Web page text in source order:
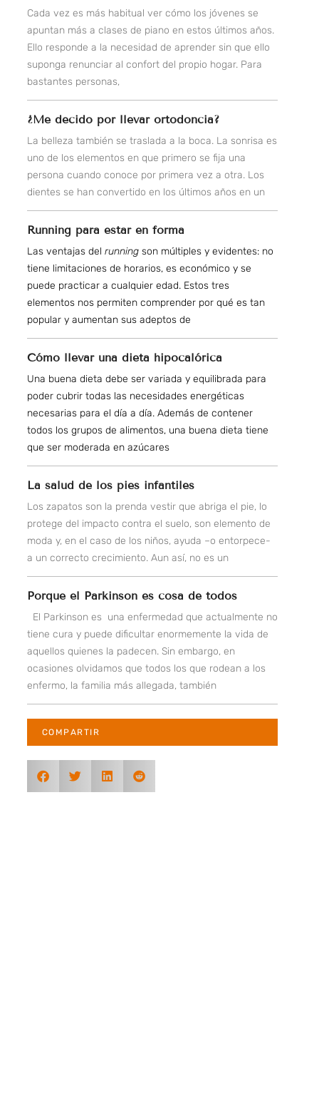
Cada vez es más habitual ver cómo los jóvenes se
apuntan más a clases de piano en estos últimos años.
Ello responde a la necesidad de aprender sin que ello
suponga renunciar al confort del propio hogar. Para
bastantes personas,
¿Me decido por llevar ortodoncia?
La belleza también se traslada a la boca. La sonrisa es
uno de los elementos en que primero se fija una
persona cuando conoce por primera vez a otra. Los
dientes se han convertido en los últimos años en un
Running para estar en forma
Las ventajas del runningson múltiples y evidentes: no
tiene limitaciones de horarios, es económico y se
puede practicar a cualquier edad. Estos tres
elementos nos permiten comprender por qué es tan
popular y aumentan sus adeptos de
Cómo llevar una dieta hipocalórica
Una buena dieta debe ser variada y equilibrada para
poder cubrir todas las necesidades energéticas
necesarias para el día a día. Además de contener
todos los grupos de alimentos, una buena dieta tiene
que ser moderada en azúcares
La salud de los pies infantiles
Los zapatos son la prenda vestir que abriga el pie, lo
protege del impacto contra el suelo, son elemento de
moda y, en el caso de los niños, ayuda –o entorpece-
a un correcto crecimiento. Aun así, no es un
Porque el Parkinson es cosa de todos
El Parkinson es una enfermedad que actualmente no
tiene cura y puede dificultar enormemente la vida de
aquellos quienes la padecen. Sin embargo, en
ocasiones olvidamos que todos los que rodean a los
enfermo, la familia más allegada, también
COMPARTIR